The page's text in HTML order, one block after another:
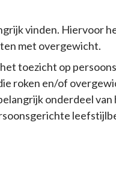
vinden. Hiervoor
met overgewicht.
toezicht op
roken en/of
onderdeel van